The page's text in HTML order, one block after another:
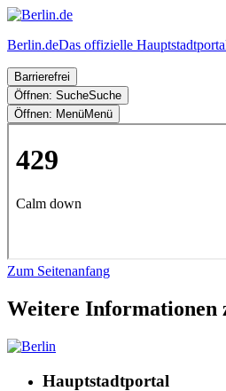
Berlin.deDas offizielle
Barrierefrei
Öffnen: SucheSuche
Öffnen: MenüMenü
Zum Seitenanfang
Weitere Informationen
Hauptstadtportal